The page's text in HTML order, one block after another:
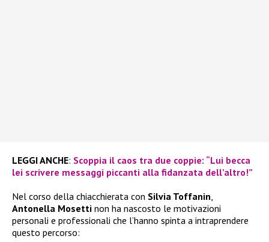
LEGGI ANCHE: Scoppia il caos tra due coppie: “Lui becca
lei scrivere messaggi piccanti alla fidanzata dell’altro!”
Nel corso della chiacchierata con Silvia Toffanin,
Antonella Mosetti non ha nascosto le motivazioni
personali e professionali che l’hanno spinta a intraprendere
questo percorso: